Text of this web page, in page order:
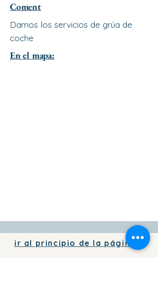
Coment
Damos los servicios de grúa de
coche
En el mapa:
ir al principio de la página